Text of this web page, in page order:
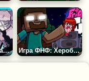
Игра Фрайдей Найт Фанкин: Таби Против Рува Игра ФНФ: Херобрин